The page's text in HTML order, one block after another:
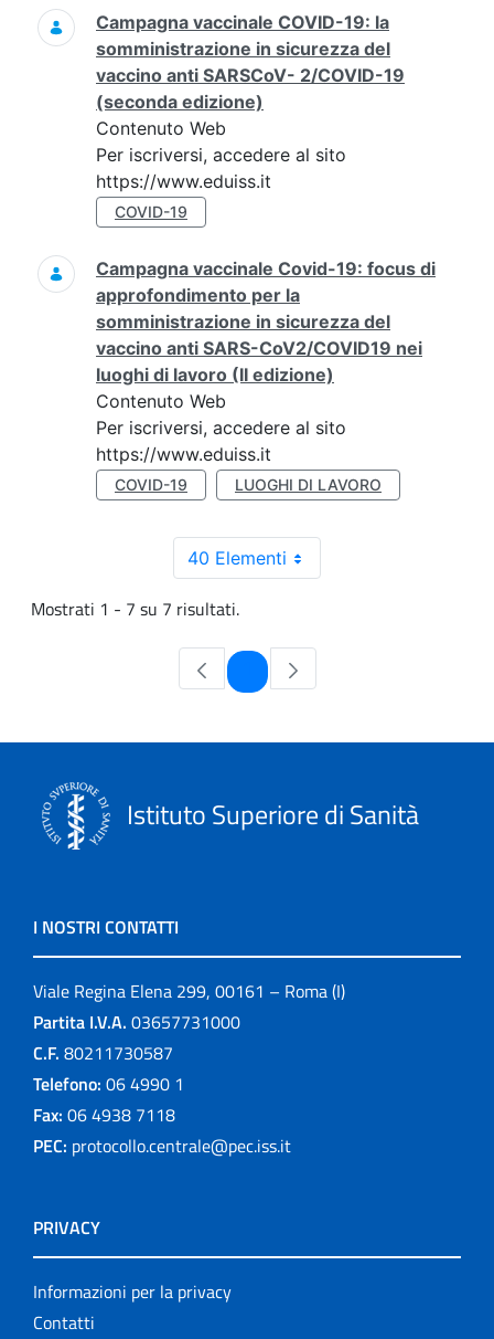
Campagna vaccinale COVID-19: la
somministrazione in sicurezza del
vaccino anti SARSCoV- 2/COVID-19
(seconda edizione)
Contenuto Web
Per iscriversi, accedere al sito
https://www.eduiss.it
COVID-19
Campagna vaccinale Covid-19: focus di
approfondimento per la
somministrazione in sicurezza del
vaccino anti SARS-CoV2/COVID19 nei
luoghi di lavoro (II edizione)
Contenuto Web
Per iscriversi, accedere al sito
https://www.eduiss.it
COVID-19 LUOGHI DI LAVORO
40 Elementi
Mostrati 1 - 7 su 7 risultati.
Pagina
Istituto Superiore di Sanità
I NOSTRI CONTATTI
Viale Regina Elena 299, 00161 – Roma (I)
Partita I.V.A. 03657731000
C.F. 80211730587
Telefono: 06 4990 1
Fax: 06 4938 7118
PEC: protocollo.centrale@pec.iss.it
PRIVACY
Informazioni per la privacy
Contatti